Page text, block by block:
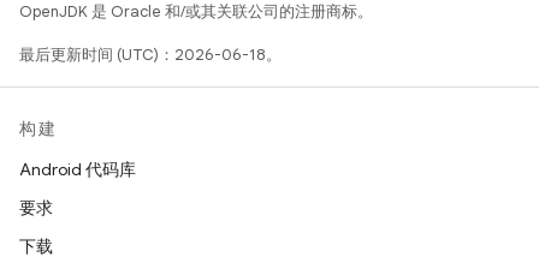
OpenJDK 是 Oracle 和/或其关联公司的注册商标。
最后更新时间 (UTC)：2026-06-18。
构建
Android 代码库
要求
下载